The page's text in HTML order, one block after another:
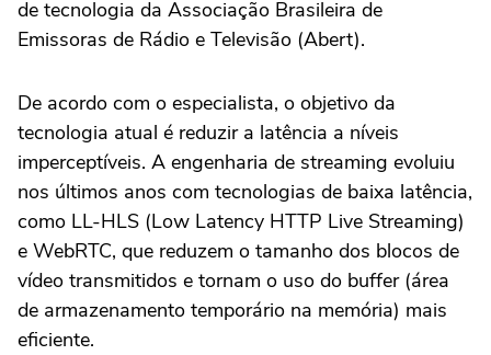
de tecnologia da Associação Brasileira de
Emissoras de Rádio e Televisão (Abert).
De acordo com o especialista, o objetivo da
tecnologia atual é reduzir a latência a níveis
imperceptíveis. A engenharia de streaming evoluiu
nos últimos anos com tecnologias de baixa latência,
como LL-HLS (Low Latency HTTP Live Streaming)
e WebRTC, que reduzem o tamanho dos blocos de
vídeo transmitidos e tornam o uso do buffer (área
de armazenamento temporário na memória) mais
eficiente.